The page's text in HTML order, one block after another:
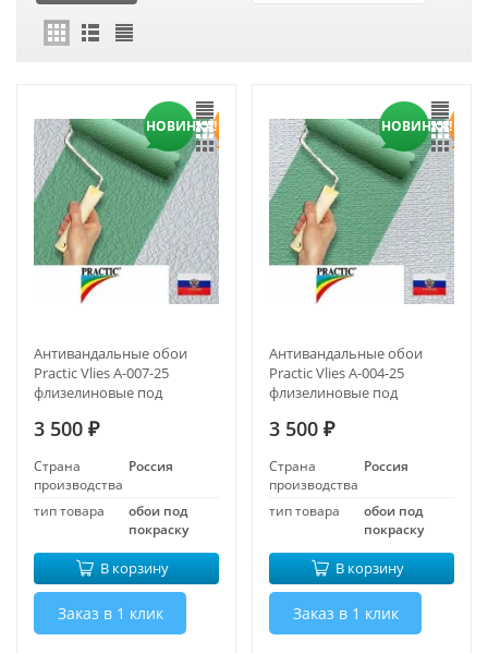
НОВИНКА!
Антивандальные обои
Practic Vlies А-007-25
флизелиновые под
3 500 ₽
Страна
производства
Россия
тип товара
обои под
покраску
В корзину
Заказ в 1 клик
НОВИНКА!
Антивандальные обои
Practic Vlies А-004-25
флизелиновые под
3 500 ₽
Страна
производства
Россия
тип товара
обои под
покраску
В корзину
Заказ в 1 клик